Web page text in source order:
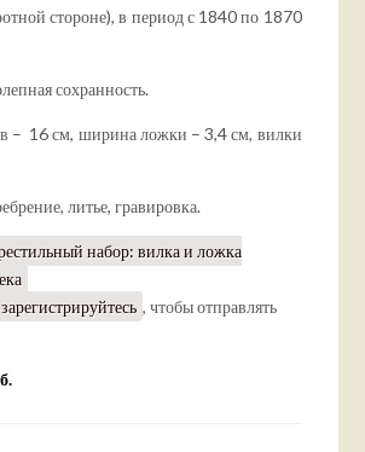
стороне), в период с 1840 по 1870
сохранность.
– 16 см, ширина ложки – 3,4 см, вилки
литье, гравировка.
набор: вилка и ложка
зарегистрируйтесь , чтобы отправлять